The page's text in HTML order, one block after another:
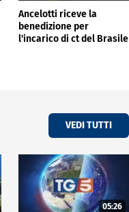
Ancelotti riceve la
benedizione per
l'incarico di ct del Brasile
VEDI TUTTI
05:26